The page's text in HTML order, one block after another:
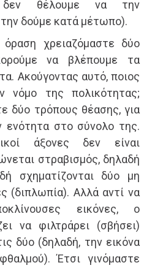
δεν θέλουμε να την
δούμε κατά μέτωπο).
όραση χρειαζόμαστε δύο
να βλέπουμε τα
Ακούγοντας αυτό, ποιος
νόμο της πολικότητας;
δύο τρόπους θέασης, για
ενότητα στο σύνολο της.
άξονες δεν είναι
στραβισμός, δηλαδή
σχηματίζονται δύο μη
(διπλωπία). Αλλά αντί να
εικόνες, ο
να φιλτράρει (σβήσει)
δύο (δηλαδή, την εικόνα
Έτσι γινόμαστε